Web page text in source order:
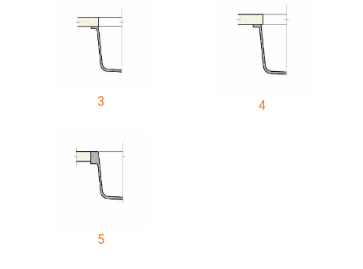
3 4
5